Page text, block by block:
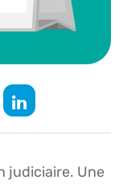
judiciaire. Une